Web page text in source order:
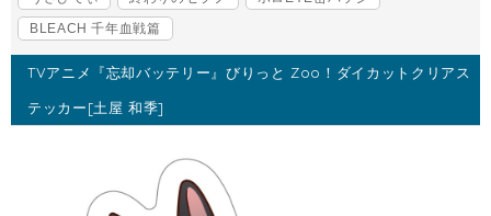
BLEACH 千年血戦篇
TVアニメ『忘却バッテリー』びりっと Zoo！ダイカットクリアス
テッカー[土屋 和季]